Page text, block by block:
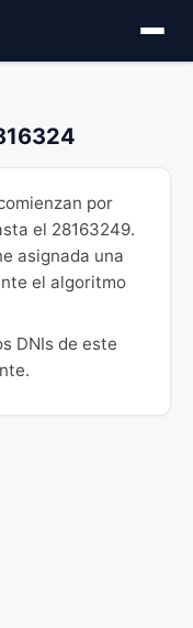
por
el 28163249.
asignada una
el algoritmo
DNIs de este